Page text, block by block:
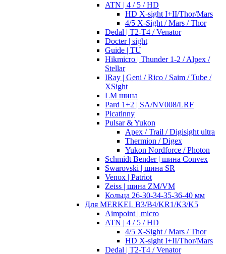
ATN | 4 / 5 / HD
HD X-sight I+II/Thor/Mars
4/5 X-Sight / Mars / Thor
Dedal | T2-T4 / Venator
Docter | sight
Guide | TU
Hikmicro | Thunder 1-2 / Alpex /
Stellar
IRay | Geni / Rico / Saim / Tube /
XSight
LM шина
Pard 1+2 | SA/NV008/LRF
Picatinny
Pulsar & Yukon
Apex / Trail / Digisight ultra
Thermion / Digex
Yukon Nordforce / Photon
Schmidt Bender | шина Convex
Swarovski | шина SR
Venox | Patriot
Zeiss | шина ZM/VM
Кольца 26-30-34-35-36-40 мм
Для MERKEL B3/B4/KR1/K3/K5
Aimpoint | micro
ATN | 4 / 5 / HD
4/5 X-Sight / Mars / Thor
HD X-sight I+II/Thor/Mars
Dedal | T2-T4 / Venator